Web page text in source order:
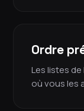
Ordre
Les listes
où vous les